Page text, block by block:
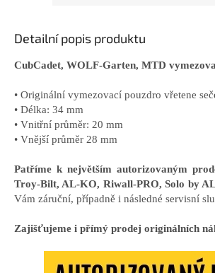
Detailní popis produktu
CubCadet, WOLF-Garten, MTD
• Originální vymezovací pouzdro vřetene
• Délka: 34 mm
• Vnitřní průměr: 20 mm
• Vnější průměr 28 mm
Patříme k největším autorizovaným
Troy-Bilt, AL-KO, Riwall-PRO, Solo by
Vám záruční, případně i následné servisní
Zajišťujeme i přímý prodej originálních